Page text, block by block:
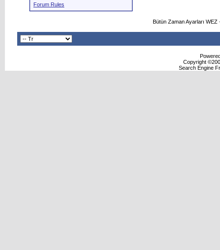
Forum Rules
Bütün Zaman Ayarları
Copyright
Search Engine